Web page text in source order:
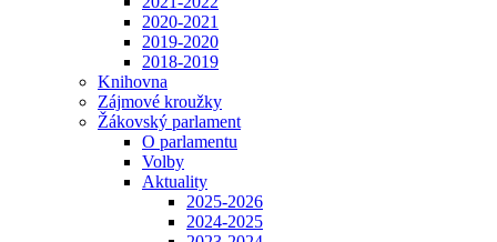
2020-2021
2019-2020
2018-2019
Knihovna
Zájmové kroužky
Žákovský parlament
O parlamentu
Volby
Aktuality
2025-2026
2024-2025